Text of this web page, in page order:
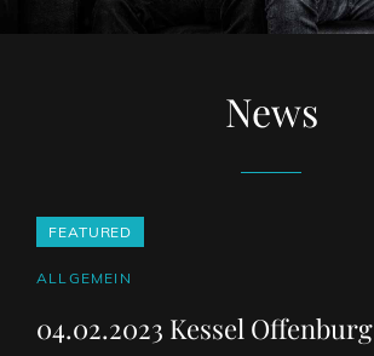
News
FEATURED
CAT
ALLGEMEIN
04.02.2023 Kessel Offenburg